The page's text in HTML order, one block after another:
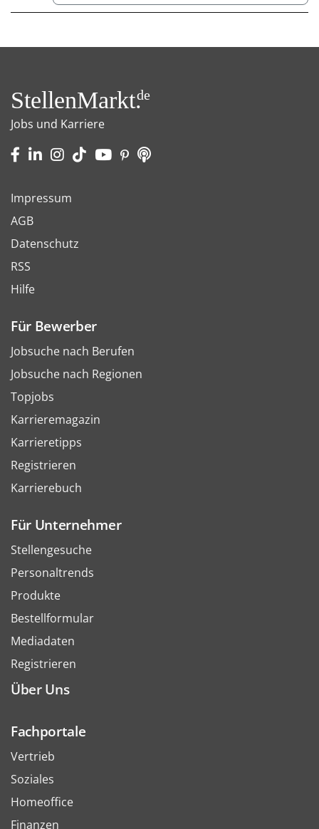
StellenMarkt.de
Jobs und Karriere
Impressum
AGB
Datenschutz
RSS
Hilfe
Für Bewerber
Jobsuche nach Berufen
Jobsuche nach Regionen
Topjobs
Karrieremagazin
Karrieretipps
Registrieren
Karrierebuch
Für Unternehmer
Stellengesuche
Personaltrends
Produkte
Bestellformular
Mediadaten
Registrieren
Über Uns
Fachportale
Vertrieb
Soziales
Homeoffice
Finanzen